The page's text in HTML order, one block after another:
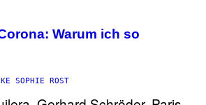
Warum ich so
SOPHIE ROST